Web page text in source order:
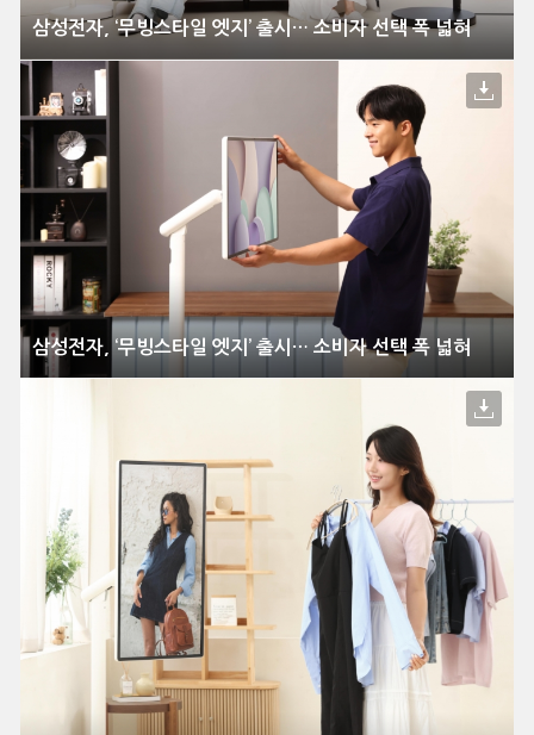
삼성전자, ‘무빙스타일 엣지’ 출시… 소비자 선택 폭 넓혀
삼성전자, ‘무빙스타일 엣지’ 출시… 소비자 선택 폭 넓혀